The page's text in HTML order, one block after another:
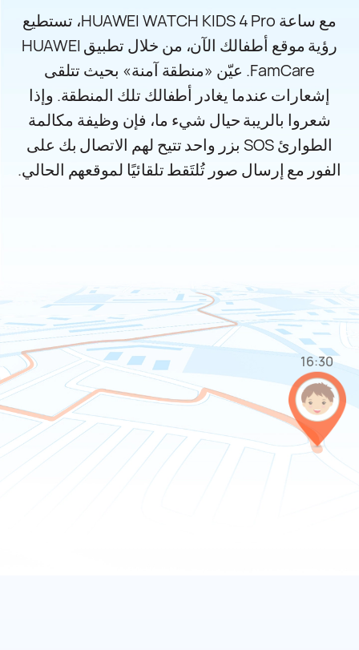
مع ساعة HUAWEI WATCH KIDS 4 Pro، تستطيع
رؤية موقع أطفالك الآن، من خلال تطبيق HUAWEI
FamCare. عيّن «منطقة آمنة» بحيث تتلقى
إشعارات عندما يغادر أطفالك تلك المنطقة. وإذا
شعروا بالريبة حيال شيء ما، فإن وظيفة مكالمة
الطوارئ SOS بزر واحد تتيح لهم الاتصال بك على
الفور مع إرسال صور تُلتَقط تلقائيًا لموقعهم الحالي.
16:30